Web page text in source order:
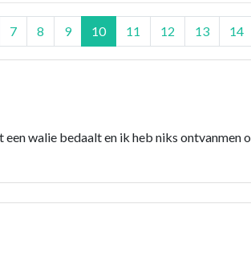
7 8 9 10 11 12 13 14
walie bedaalt en ik heb niks ontvanmen